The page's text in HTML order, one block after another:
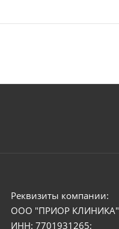
Реквизиты компании:
ООО "ПРИОР КЛИНИКА"
ИНН: 7701931265;